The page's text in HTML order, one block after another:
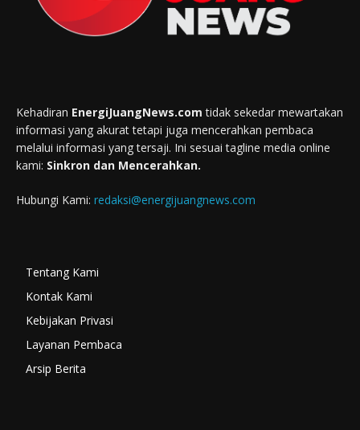
Kehadiran EnergiJuangNews.com tidak sekedar mewartakan
informasi yang akurat tetapi juga mencerahkan pembaca
melalui informasi yang tersaji. Ini sesuai tagline media online
kami: Sinkron dan Mencerahkan.
Hubungi Kami: redaksi@energijuangnews.com
Tentang Kami
Kontak Kami
Kebijakan Privasi
Layanan Pembaca
Arsip Berita